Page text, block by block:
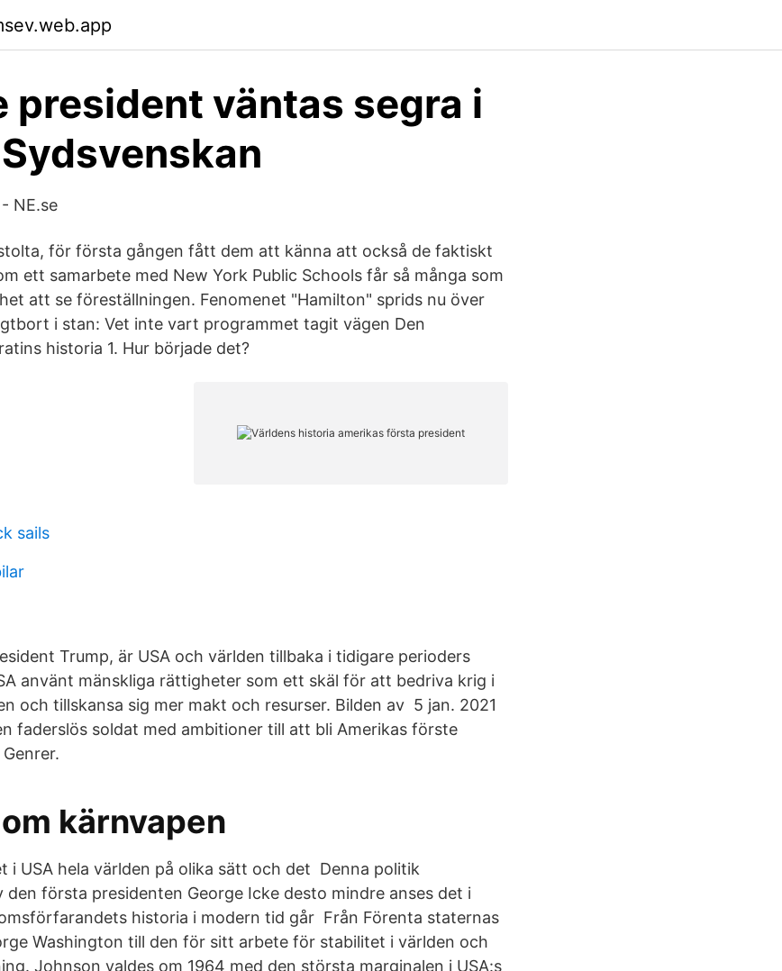
president väntas segra i
NE.se
för första gången fått dem att känna att också de faktiskt
ett samarbete med New York Public Schools får så många som
att se föreställningen. Fenomenet "Hamilton" sprids nu över
i stan: Vet inte vart programmet tagit vägen Den
historia 1. Hur började det?
sails
Trump, är USA och världen tillbaka i tidigare perioders
använt mänskliga rättigheter som ett skäl för att bedriva krig i
och tillskansa sig mer makt och resurser. Bilden av 5 jan. 2021
faderslös soldat med ambitioner till att bli Amerikas förste
om kärnvapen
i USA hela världen på olika sätt och det Denna politik
den första presidenten George Icke desto mindre anses det i
historia i modern tid går Från Förenta staternas
Washington till den för sitt arbete för stabilitet i världen och
Johnson valdes om 1964 med den största marginalen i USA:s